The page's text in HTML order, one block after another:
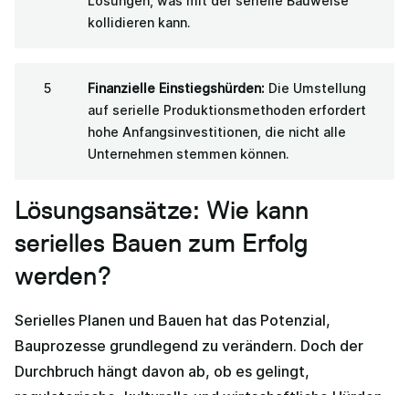
kollidieren kann.
Finanzielle Einstiegshürden: Die Umstellung
auf serielle Produktionsmethoden erfordert
hohe Anfangsinvestitionen, die nicht alle
Unternehmen stemmen können.
Lösungsansätze: Wie kann
serielles Bauen zum Erfolg
werden?
Serielles Planen und Bauen hat das Potenzial,
Bauprozesse grundlegend zu verändern. Doch der
Durchbruch hängt davon ab, ob es gelingt,